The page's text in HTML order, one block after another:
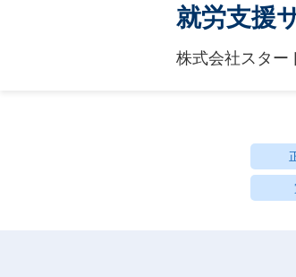
就労支援
株式会社スター